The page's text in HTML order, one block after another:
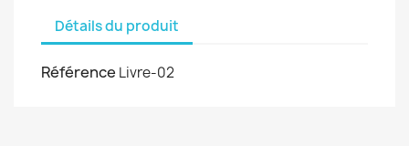
Détails du produit
Référence Livre-02